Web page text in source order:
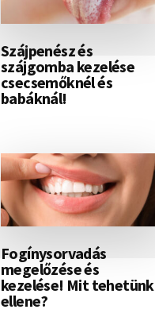
Szájpenész és
szájgomba kezelése
csecsemőknél és
babáknál!
Fogínysorvadás
megelőzése és
kezelése! Mit tehetünk
ellene?